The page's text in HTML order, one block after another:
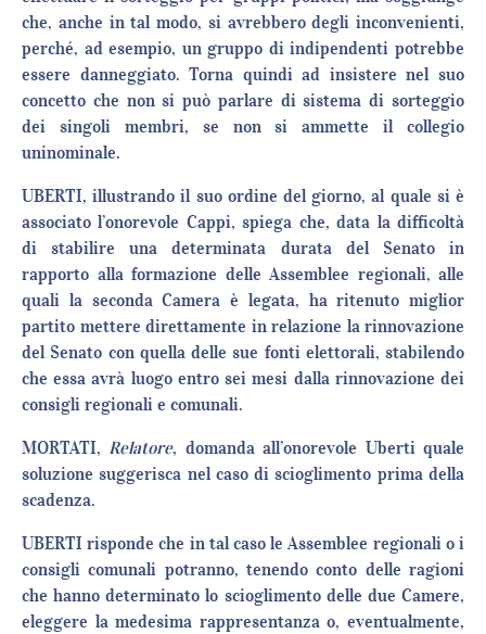
che, anche in tal modo, si avrebbero degli inconvenienti,
perché, ad esempio, un gruppo di indipendenti potrebbe
essere danneggiato. Torna quindi ad insistere nel suo
concetto che non si può parlare di sistema di sorteggio
dei singoli membri, se non si ammette il collegio
uninominale.
UBERTI, illustrando il suo ordine del giorno, al quale si è
associato l’onorevole Cappi, spiega che, data la difficoltà
di stabilire una determinata durata del Senato in
rapporto alla formazione delle Assemblee regionali, alle
quali la seconda Camera è legata, ha ritenuto miglior
partito mettere direttamente in relazione la rinnovazione
del Senato con quella delle sue fonti elettorali, stabilendo
che essa avrà luogo entro sei mesi dalla rinnovazione dei
consigli regionali e comunali.
MORTATI,Relatore, domanda all’onorevole Uberti quale
soluzione suggerisca nel caso di scioglimento prima della
scadenza.
UBERTI risponde che in tal caso le Assemblee regionali o i
consigli comunali potranno, tenendo conto delle ragioni
che hanno determinato lo scioglimento delle due Camere,
eleggere la medesima rappresentanza o, eventualmente,